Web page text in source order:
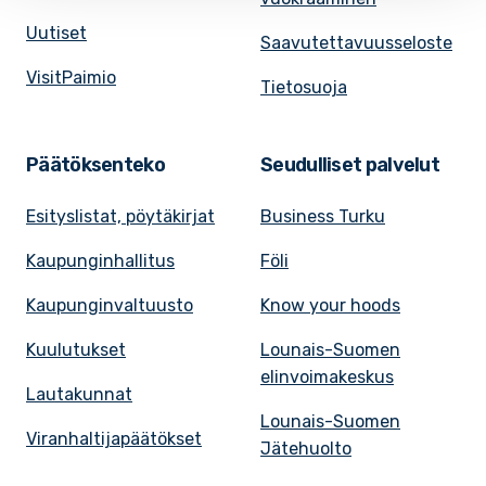
Uutiset
VisitPaimio
Saavutettavuusseloste
Tietosuoja
Päätöksenteko
Esityslistat, pöytäkirjat
Kaupunginhallitus
Kaupunginvaltuusto
Kuulutukset
Lautakunnat
Viranhaltijapäätökset
Seudulliset palvelut
Business Turku
Föli
Know your hoods
Lounais-Suomen
elinvoimakeskus
Lounais-Suomen
Jätehuolto